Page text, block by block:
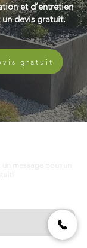
et d’entretien
devis gratuit.
gratuit